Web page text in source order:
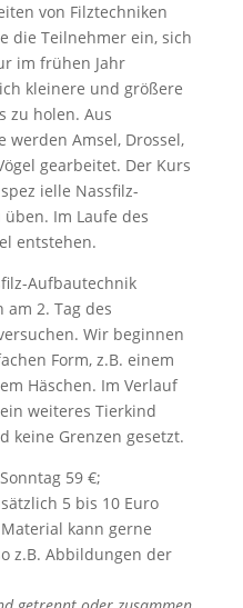
von Filztechniken
die Teilnehmer ein, sich
im frühen Jahr
kleinere und größere
zu holen. Aus
werden Amsel, Drossel,
gearbeitet. Der Kurs
ielle Nassfilz-
Im Laufe des
entstehen.
Aufbautechnik
2. Tag des
Wir beginnen
Form, z.B. einem
Häschen. Im Verlauf
weiteres Tierkind
keine Grenzen gesetzt.
59 €;
5 bis 10 Euro
kann gerne
z.B. Abbildungen der